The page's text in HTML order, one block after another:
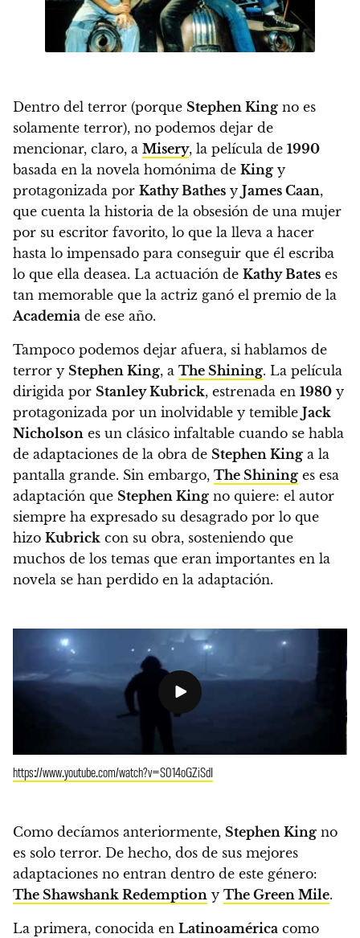
Dentro del terror (porque Stephen King no es
solamente terror), no podemos dejar de
mencionar, claro, a Misery, la película de 1990
basada en la novela homónima de King y
protagonizada por Kathy Bathes y James Caan,
que cuenta la historia de la obsesión de una mujer
por su escritor favorito, lo que la lleva a hacer
hasta lo impensado para conseguir que él escriba
lo que ella deasea. La actuación de Kathy Bates es
tan memorable que la actriz ganó el premio de la
Academia de ese año.
Tampoco podemos dejar afuera, si hablamos de
terror y Stephen King, a The Shining. La película
dirigida por Stanley Kubrick, estrenada en 1980 y
protagonizada por un inolvidable y temible Jack
Nicholson es un clásico infaltable cuando se habla
de adaptaciones de la obra de Stephen King a la
pantalla grande. Sin embargo, The Shining es esa
adaptación que Stephen King no quiere: el autor
siempre ha expresado su desagrado por lo que
hizo Kubrick con su obra, sosteniendo que
muchos de los temas que eran importantes en la
novela se han perdido en la adaptación.
https://www.youtube.com/watch?v=S014oGZiSdI
Como decíamos anteriormente, Stephen King no
es solo terror. De hecho, dos de sus mejores
adaptaciones no entran dentro de este género:
The Shawshank Redemption y The Green Mile.
La primera, conocida en Latinoamérica como